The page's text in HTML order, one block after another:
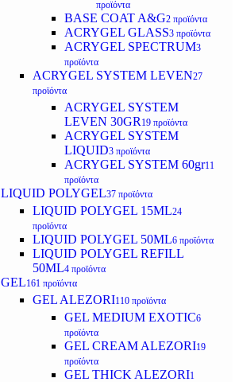
προϊόντα
BASE COAT A&G2 προϊόντα
ACRYGEL GLASS3 προϊόντα
ACRYGEL SPECTRUM3
προϊόντα
ACRYGEL SYSTEM LEVEN27
προϊόντα
ACRYGEL SYSTEM
LEVEN 30GR 19 προϊόντα
ACRYGEL SYSTEM
LIQUID3 προϊόντα
ACRYGEL SYSTEM 60gr11
προϊόντα
LIQUID POLYGEL37 προϊόντα
LIQUID POLYGEL 15ML24
προϊόντα
LIQUID POLYGEL 50ML6 προϊόντα
LIQUID POLYGEL REFILL
50ML4 προϊόντα
GEL161 προϊόντα
GEL ALEZORI110 προϊόντα
GEL MEDIUM EXOTIC6
προϊόντα
GEL CREAM ALEZORI19
προϊόντα
GEL THICK ALEZORI1